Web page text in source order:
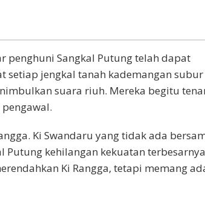
penghuni Sangkal Putung telah dapat
setiap jengkal tanah kademangan subur
suara riuh. Mereka begitu
Ki Swandaru yang tidak ada
kehilangan kekuatan
Ki Rangga, tetapi memang